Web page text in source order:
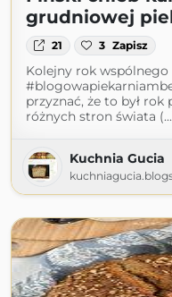
grudniowej
21 3 Zapisz
Kolejny rok
przyznać, że to był
różnych stron świata
Kuchnia Gucia